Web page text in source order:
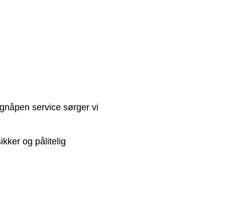
service sørger vi
og pålitelig